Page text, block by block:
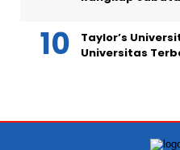
Taylor’s
Universitas